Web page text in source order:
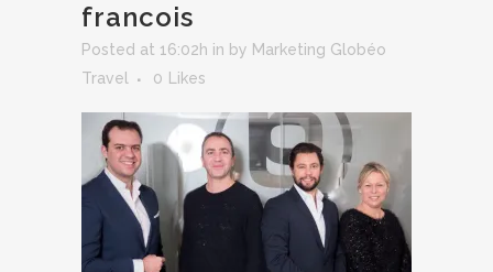
francois
Posted at 16:02h in by Marketing Globéo
Travel
0 Likes